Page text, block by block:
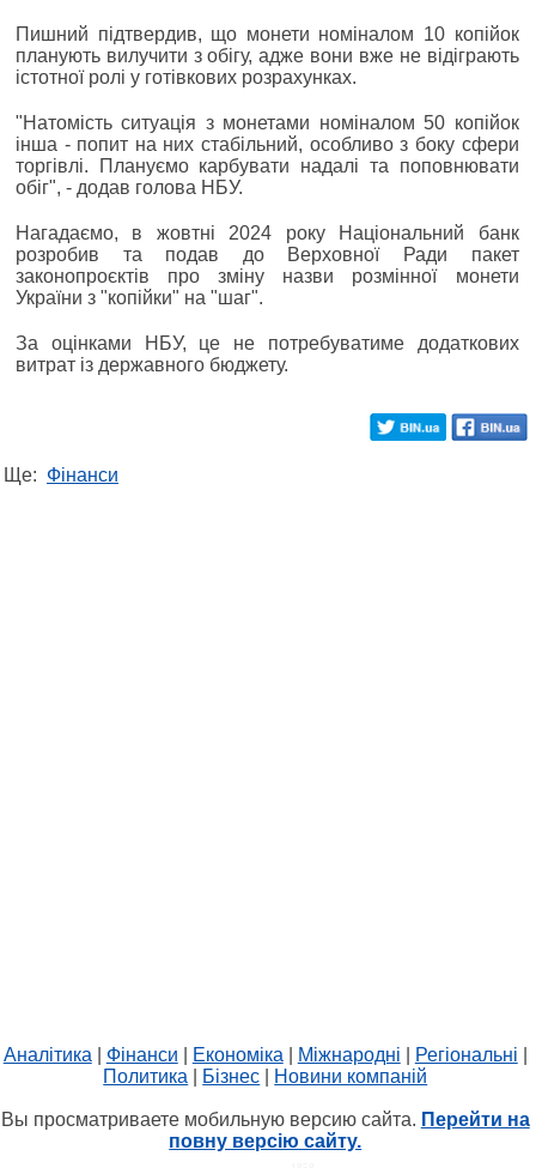
Пишний підтвердив, що монети номіналом 10 копійок
планують вилучити з обігу, адже вони вже не відіграють
істотної ролі у готівкових розрахунках.
"Натомість ситуація з монетами номіналом 50 копійок
інша - попит на них стабільний, особливо з боку сфери
торгівлі. Плануємо карбувати надалі та поповнювати
обіг", - додав голова НБУ.
Нагадаємо, в жовтні 2024 року Національний банк
розробив та подав до Верховної Ради пакет
законопроєктів про зміну назви розмінної монети
України з "копійки" на "шаг".
За оцінками НБУ, це не потребуватиме додаткових
витрат із державного бюджету.
Ще: Фінанси
Аналітика Фінанси Економіка Міжнародні Регіональні
Политика
Бізнес Новини компаній
Вы просматриваете мобильную версию сайта. Перейти на
повну версію сайту.